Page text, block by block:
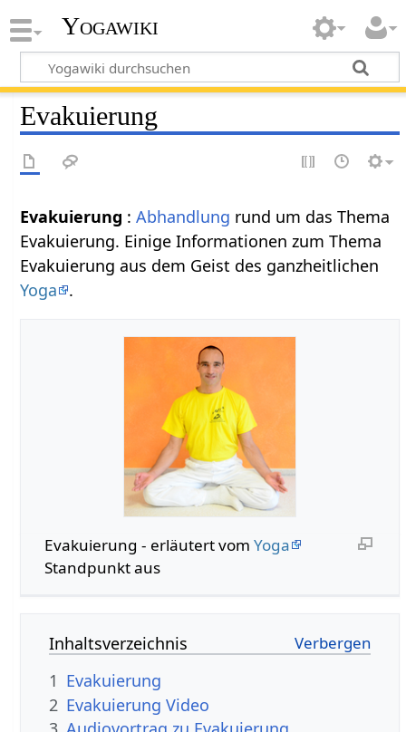
Yogawiki
Evakuierung
Evakuierung :Abhandlung rund um das Thema
Evakuierung. Einige Informationen zum Thema
Evakuierung aus dem Geist des ganzheitlichen
Yoga
.
Evakuierung - erläutert vom Yoga
Standpunkt aus
Inhaltsverzeichnis
1 Evakuierung
2 Evakuierung Video